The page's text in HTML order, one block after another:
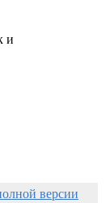
и
версии